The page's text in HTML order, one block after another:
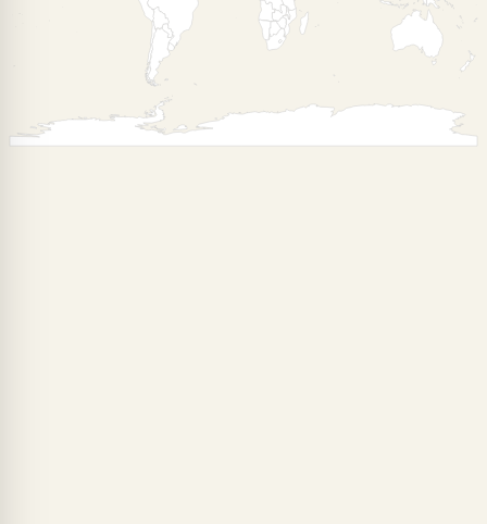
太平洋岛国地理特征分析
非洲特色国家政治制度对比
加勒比海地区国家文化特色
世界地理教育资源平台